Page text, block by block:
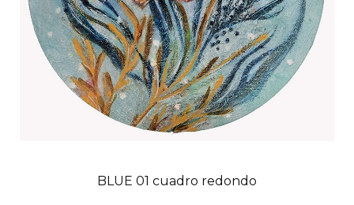
BLUE 01 cuadro redondo